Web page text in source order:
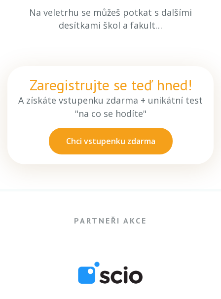
Na veletrhu se můžeš potkat s dalšími
desítkami škol a fakult…
Zaregistrujte se teď hned!
A získáte vstupenku zdarma + unikátní test
"na co se hodíte"
Chci vstupenku zdarma
PARTNEŘI AKCE